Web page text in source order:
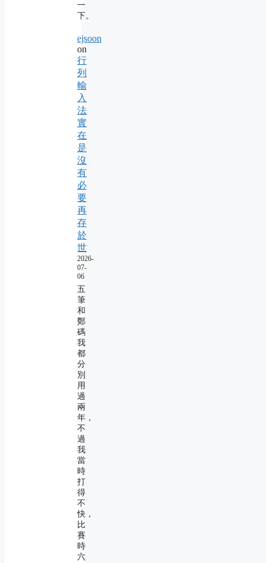
一
下。
ejsoon
on
行
列
輸
入
法
實
在
是
沒
有
必
要
再
存
於
世
2026-
07-
06
五
筆
和
鄭
碼
我
都
分
別
用
過
兩
年，
不
過
我
當
時
打
得
不
快，
比
賽
時
六